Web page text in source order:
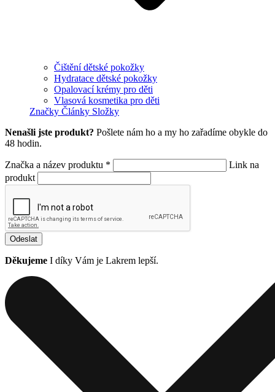
Čištění dětské pokožky
Hydratace dětské pokožky
Opalovací krémy pro děti
Vlasová kosmetika pro děti
Značky Články Složky
Nenašli jste produkt? Pošlete nám ho a my ho zařadíme obykle do
48 hodin.
Značka a název produktu *
Link na
produkt
Odeslat
Děkujeme I díky Vám je Lakrem lepší.